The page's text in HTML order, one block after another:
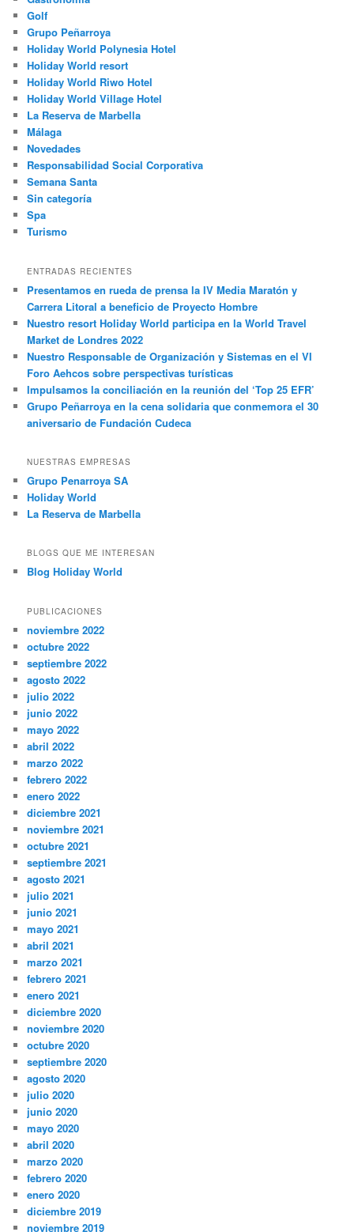
Golf
Grupo Peñarroya
Holiday World Polynesia Hotel
Holiday World resort
Holiday World Riwo Hotel
Holiday World Village Hotel
La Reserva de Marbella
Málaga
Novedades
Responsabilidad Social Corporativa
Semana Santa
Sin categoría
Spa
Turismo
ENTRADAS RECIENTES
Presentamos en rueda de prensa la IV Media Maratón y
Carrera Litoral a beneficio de Proyecto Hombre
Nuestro resort Holiday World participa en la World Travel
Market de Londres 2022
Nuestro Responsable de Organización y Sistemas en el VI
Foro Aehcos sobre perspectivas turísticas
Impulsamos la conciliación en la reunión del ‘Top 25 EFR’
Grupo Peñarroya en la cena solidaria que conmemora el 30
aniversario de Fundación Cudeca
NUESTRAS EMPRESAS
Grupo Penarroya SA
Holiday World
La Reserva de Marbella
BLOGS QUE ME INTERESAN
Blog Holiday World
PUBLICACIONES
noviembre 2022
octubre 2022
septiembre 2022
agosto 2022
julio 2022
junio 2022
mayo 2022
abril 2022
marzo 2022
febrero 2022
enero 2022
diciembre 2021
noviembre 2021
octubre 2021
septiembre 2021
agosto 2021
julio 2021
junio 2021
mayo 2021
abril 2021
marzo 2021
febrero 2021
enero 2021
diciembre 2020
noviembre 2020
octubre 2020
septiembre 2020
agosto 2020
julio 2020
junio 2020
mayo 2020
abril 2020
marzo 2020
febrero 2020
enero 2020
diciembre 2019
noviembre 2019